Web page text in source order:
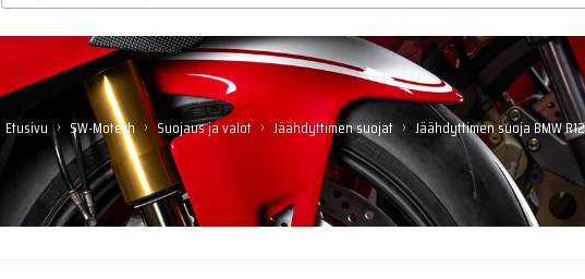
Etusivu › SW-Motech › Suojaus ja valot › Jäähdyttimen suojat › Jäähdyttimen suoja BMW